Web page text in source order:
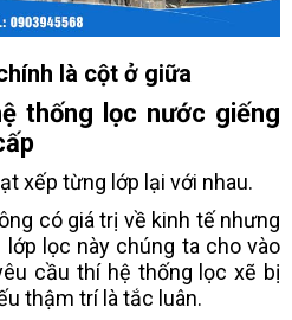
là cột ở giữa
thống lọc nước giếng
xếp từng lớp lại với nhau.
có giá trị về kinh tế nhưng
lọc này chúng ta cho vào
cầu thí hệ thống lọc xẽ bị
thậm trí là tắc luân.